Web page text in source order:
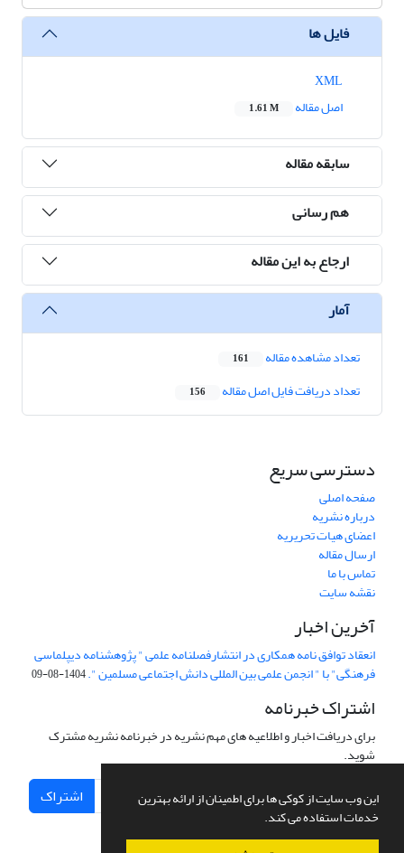
این وب سایت از کوکی ها برای اطمینان از ارائه بهترین
خدمات استفاده می کند.
فایل ها
اصل مقاله
1.61 M
سابقه مقاله
هم رسانی
ارجاع به این مقاله
آمار
تعداد مشاهده مقاله 161
تعداد دریافت فایل اصل مقاله 156
دسترسی سریع
صفحه اصلی
درباره نشریه
اعضای هیات تحریریه
ارسال مقاله
تماس با ما
نقشه سایت
آخرین اخبار
انعقاد توافق نامه همکاری در انتشارفصلنامه علمی " پژوهشنامه دیپلماسی
فرهنگی" با " انجمن علمی بین المللی دانش اجتماعی مسلمین ".1404-08-09
اشتراک خبرنامه
برای دریافت اخبار و اطلاعیه های مهم نشریه در خبرنامه نشریه مشترک
شوید.
اشتراک